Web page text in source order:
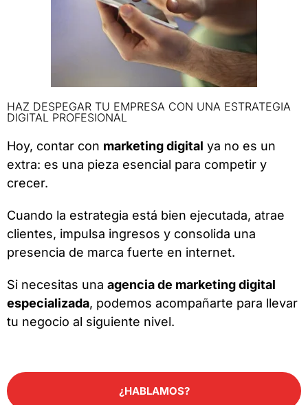
HAZ DESPEGAR TU EMPRESA CON UNA ESTRATEGIA
DIGITAL PROFESIONAL
Hoy, contar con marketing digital ya no es un
extra: es una pieza esencial para competir y
crecer.
Cuando la estrategia está bien ejecutada, atrae
clientes, impulsa ingresos y consolida una
presencia de marca fuerte en internet.
Si necesitas una agencia de marketing digital
especializada, podemos acompañarte para llevar
tu negocio al siguiente nivel.
¿HABLAMOS?